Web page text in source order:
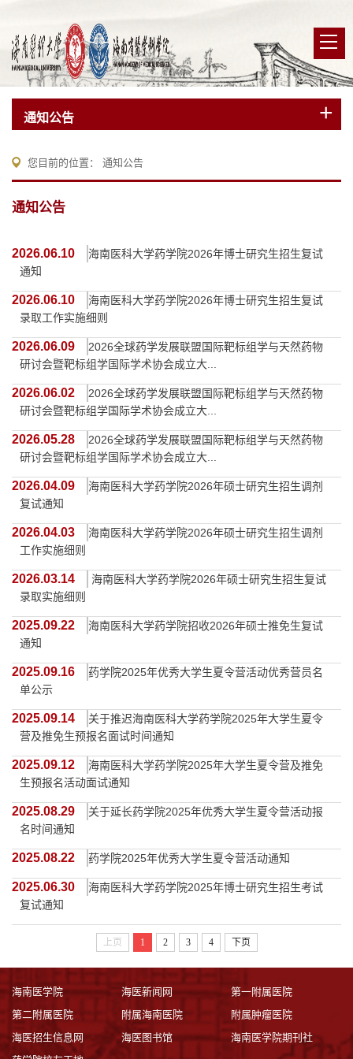
通知公告
您目前的位置： 通知公告
通知公告
2026.06.10
海南医科大学药学院2026年博士研究生招生复试
通知
2026.06.10
海南医科大学药学院2026年博士研究生招生复试
录取工作实施细则
2026.06.09
2026全球药学发展联盟国际靶标组学与天然药物
研讨会暨靶标组学国际学术协会成立大...
2026.06.02
2026全球药学发展联盟国际靶标组学与天然药物
研讨会暨靶标组学国际学术协会成立大...
2026.05.28
2026全球药学发展联盟国际靶标组学与天然药物
研讨会暨靶标组学国际学术协会成立大...
2026.04.09
海南医科大学药学院2026年硕士研究生招生调剂
复试通知
2026.04.03
海南医科大学药学院2026年硕士研究生招生调剂
工作实施细则
2026.03.14
​ 海南医科大学药学院2026年硕士研究生招生复试
录取实施细则
2025.09.22
海南医科大学药学院招收2026年硕士推免生复试
通知
2025.09.16
药学院2025年优秀大学生夏令营活动优秀营员名
单公示
2025.09.14
关于推迟海南医科大学药学院2025年大学生夏令
营及推免生预报名面试时间通知
2025.09.12
海南医科大学药学院2025年大学生夏令营及推免
生预报名活动面试通知
2025.08.29
关于延长药学院2025年优秀大学生夏令营活动报
名时间通知
2025.08.22 药学院2025年优秀大学生夏令营活动通知
2025.06.30
海南医科大学药学院2025年博士研究生招生考试
复试通知
上页 1 2 3 4 下页
海南医学院 海医新闻网
第一附属医院
第二附属医院
附属海南医院
附属肿瘤医院
海医招生信息网
海医图书馆
海南医学院期刊社